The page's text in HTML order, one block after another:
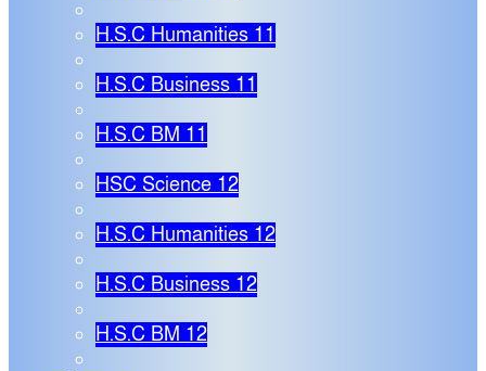
H.S.C Humanities 11
H.S.C Business 11
H.S.C BM 11
HSC Science 12
H.S.C Humanities 12
H.S.C Business 12
H.S.C BM 12